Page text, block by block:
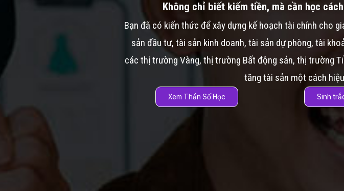
Không chỉ biết kiếm tiền, mà cần học
Bạn đã có kiến thức để xây dựng kế hoạch tài chính cho
sản đầu tư, tài sản kinh doanh, tài sản dự phòng, tài
các thị trường Vàng, thị trường Bất động sản, thị trường
tăng tài sản một cách
Xem Thần Số Học Sinh